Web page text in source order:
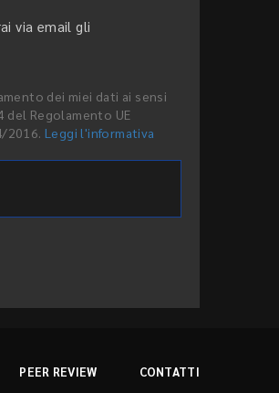
via email gli
dei miei dati ai sensi
del Regolamento UE
2016. Leggi l'informativa
PEER REVIEW CONTATTI